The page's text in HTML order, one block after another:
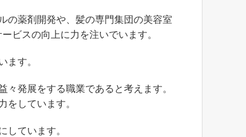
の薬剤開発や、髪の専門集団の美容室
ビスの向上に力を注いでいます。
ます。
発展をする職業であると考えます。
をしています。
しています。